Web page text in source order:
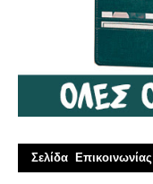
Σελίδα Επικοινωνίας